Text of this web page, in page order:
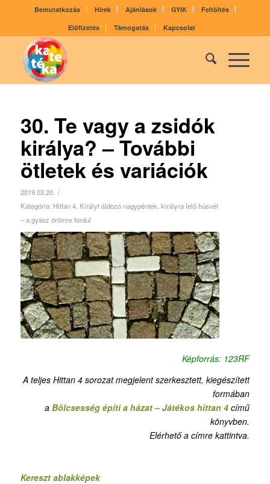
Bemutatkozás Hírek Ajánlások GYIK
Feltöltés
Előfizetés
Támogatás Kapcsolat
30. Te vagy a zsidók
királya? – További
ötletek és variációk
2019.03.20. /
Kategória: Hittan 4, Királyt áldozó nagypéntek, királyra lelő húsvét
– a gyász örömre fordul
Képforrás: 123RF
A teljes Hittan 4 sorozat megjelent szerkesztett, kiegészített
formában
aBölcsesség építi a házat – Játékos hittan 4 című
könyvben.
Elérhető a címre kattintva.
Kereszt ablakképek